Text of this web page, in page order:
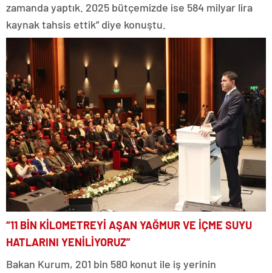
zamanda yaptık. 2025 bütçemizde ise 584 milyar lira
kaynak tahsis ettik” diye konuştu.
“11 BİN KİLOMETREYİ AŞAN YAĞMUR VE İÇME SUYU
HATLARINI YENİLİYORUZ”
Bakan Kurum, 201 bin 580 konut ile iş yerinin